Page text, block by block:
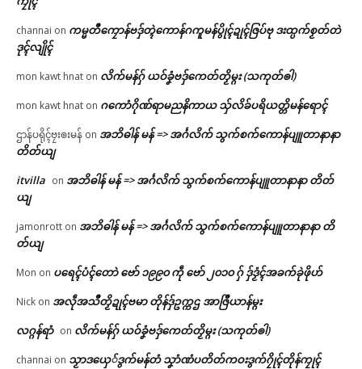
channai on ကမ္မတဳကၠောန်ဗဒှ်တ္ၚဲကောန်ဂကူမန်ပွိုၚ်ဍုၚ်ဇြပ်ဗု ဒးထ္ပက်စၟတ်တဲ
ဒုၚ်လျိုၚ်
mon kawt hnat on လိက်မန်ဂှ် ယဝ်ခၞံဗဒှ်ကေတ်တၟိမ္ဂး (သကုတ်ၜါ)
mon kawt hnat on ဂကောံဂိုဏ်ရာမညနိကာယ သှ်လိခ်ပရိယတ္တိမန်ရောၚ်
ဌာန်ပရိုၚ်ဗၠးၜးမန် on အဘိဓါန် မန် => အၚ်္ဂလိက် သွက်စက်ကောန်ပျူတာနာနာ
တိတ်ယျ
itvilla on အဘိဓါန် မန် => အၚ်္ဂလိက် သွက်စက်ကောန်ပျူတာနာနာ တိတ်
ယျ
jamonrott on အဘိဓါန် မန် => အၚ်္ဂလိက် သွက်စက်ကောန်ပျူတာနာနာ တိ
တ်ယျ
Mon on ပရေၚ်ပံၚ်တောဲ ဗော် ၁၉၉၀ ကဵု ဗော် ၂၀၁၀ ဂှ် ဒှ်ဒၟံၚ်အခက်ခုဲဖိုဟ်
Nick on အလဵုအသဳတၟိဍုၚ်ဗမာ တိုန်ဒှ်ဥက္ကဌ အာဇြဳယာန်မ္ဂး
လဂ္ဂန်ရာံ on လိက်မန်ဂှ် ယဝ်ခၞံဗဒှ်ကေတ်တၟိမ္ဂး (သကုတ်ၜါ)
channai on သၟာဒယှေ်ဒွက်မန်တံ သၞာံဏံပတိတ်ကဝးဒွက်ဂၠိုၚ်တိုန်ကၠုၚ်